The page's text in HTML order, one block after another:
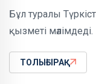
Бұл туралы
қызметі мәлімдеді.
ТОЛЫҒЫРАҚ